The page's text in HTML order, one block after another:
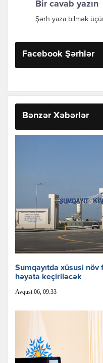
Bir cavab yazın
Şərh yaza bilmək
Facebook Şərhlər
Bənzər Xəbərlər
Sumqayıtda xüsusi növ
həyata keçiriləcək
Avqust 06, 09:33